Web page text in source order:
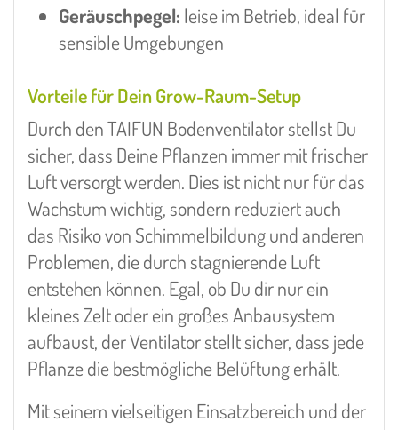
Geräuschpegel: leise im Betrieb, ideal für
sensible Umgebungen
Vorteile für Dein Grow-Raum-Setup
Durch den TAIFUN Bodenventilator stellst Du
sicher, dass Deine Pflanzen immer mit frischer
Luft versorgt werden. Dies ist nicht nur für das
Wachstum wichtig, sondern reduziert auch
das Risiko von Schimmelbildung und anderen
Problemen, die durch stagnierende Luft
entstehen können. Egal, ob Du dir nur ein
kleines Zelt oder ein großes Anbausystem
aufbaust, der Ventilator stellt sicher, dass jede
Pflanze die bestmögliche Belüftung erhält.
Mit seinem vielseitigen Einsatzbereich und der